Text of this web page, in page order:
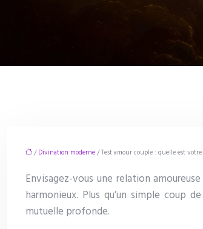
/Divination moderne/ Test amour couple : quelle est
Envisagez-vous une relation
harmonieux. Plus qu’un simple coup
mutuelle profonde.